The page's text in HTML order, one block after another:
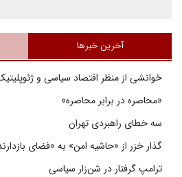
آخرین خبرها
خوانشی از منظر اقتصاد سیاسی و
«محاصره در برابر محاصره»
سه خطای راهبردی تهران
گذار خزر از «حاشیه امن» به «فضای
ترامپ گرفتار در شن‌زار سیاسی